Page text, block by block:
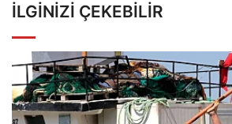
İLGINIZI ÇEKEBILIR